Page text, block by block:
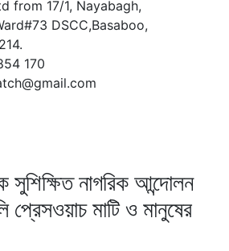
from 17/1, Nayabagh,
DSCC,Basaboo,
170
নাগরিক আন্দোলন
মাটি ও মানুষের